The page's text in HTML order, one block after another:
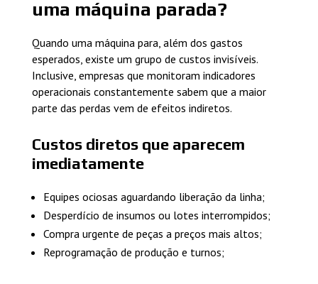
uma máquina parada?
Quando uma máquina para, além dos gastos
esperados, existe um grupo de custos invisíveis.
Inclusive, empresas que monitoram indicadores
operacionais constantemente sabem que a maior
parte das perdas vem de efeitos indiretos.
Custos diretos que aparecem
imediatamente
Equipes ociosas aguardando liberação da linha;
Desperdício de insumos ou lotes interrompidos;
Compra urgente de peças a preços mais altos;
Reprogramação de produção e turnos;